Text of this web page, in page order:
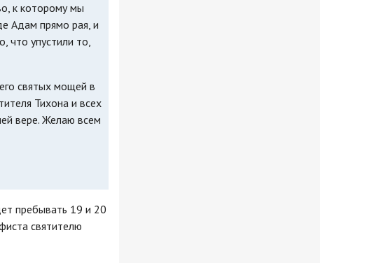
к которому мы
Адам прямо рая, и
что упустили то,
святых мощей в
Тихона и всех
вере. Желаю всем
пребывать 19 и 20
святителю